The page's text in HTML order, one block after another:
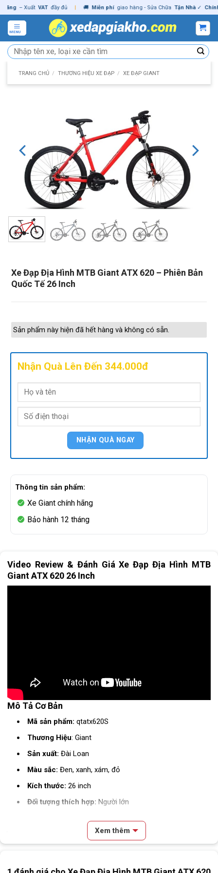
Skip
to
content
– Xuất VAT đầy đủ | 🚚 Miễn phí giao hàng - Sửa Chữa Tận Nhà ✓ Chính
MENU
Tìm
kiếm:
TRANG CHỦ / THƯƠNG HIỆU XE ĐẠP / XE ĐẠP GIANT
Xe Đạp Địa Hình MTB Giant ATX 620 – Phiên Bản
Quốc Tế 26 Inch
Sản phẩm này hiện đã hết hàng và không có sẵn.
Nhận Quà Lên Đến 344.000đ
Thông tin sản phẩm:
Xe Giant chính hãng
Bảo hành 12 tháng
Video Review & Đánh Giá Xe Đạp Địa Hình MTB Giant ATX 620 26
Video Review & Đánh Giá Xe Đạp Địa Hình MTB
Giant ATX 620 26 Inch
Mô Tả Cơ Bản
Mã sản phẩm: qtatx620S
Thương Hiệu: Giant
Sản xuất: Đài Loan
Màu sắc: Đen, xanh, xám, đỏ
Kích thước: 26 inch
Đối tượng thích hợp: Người lớn
Xem thêm